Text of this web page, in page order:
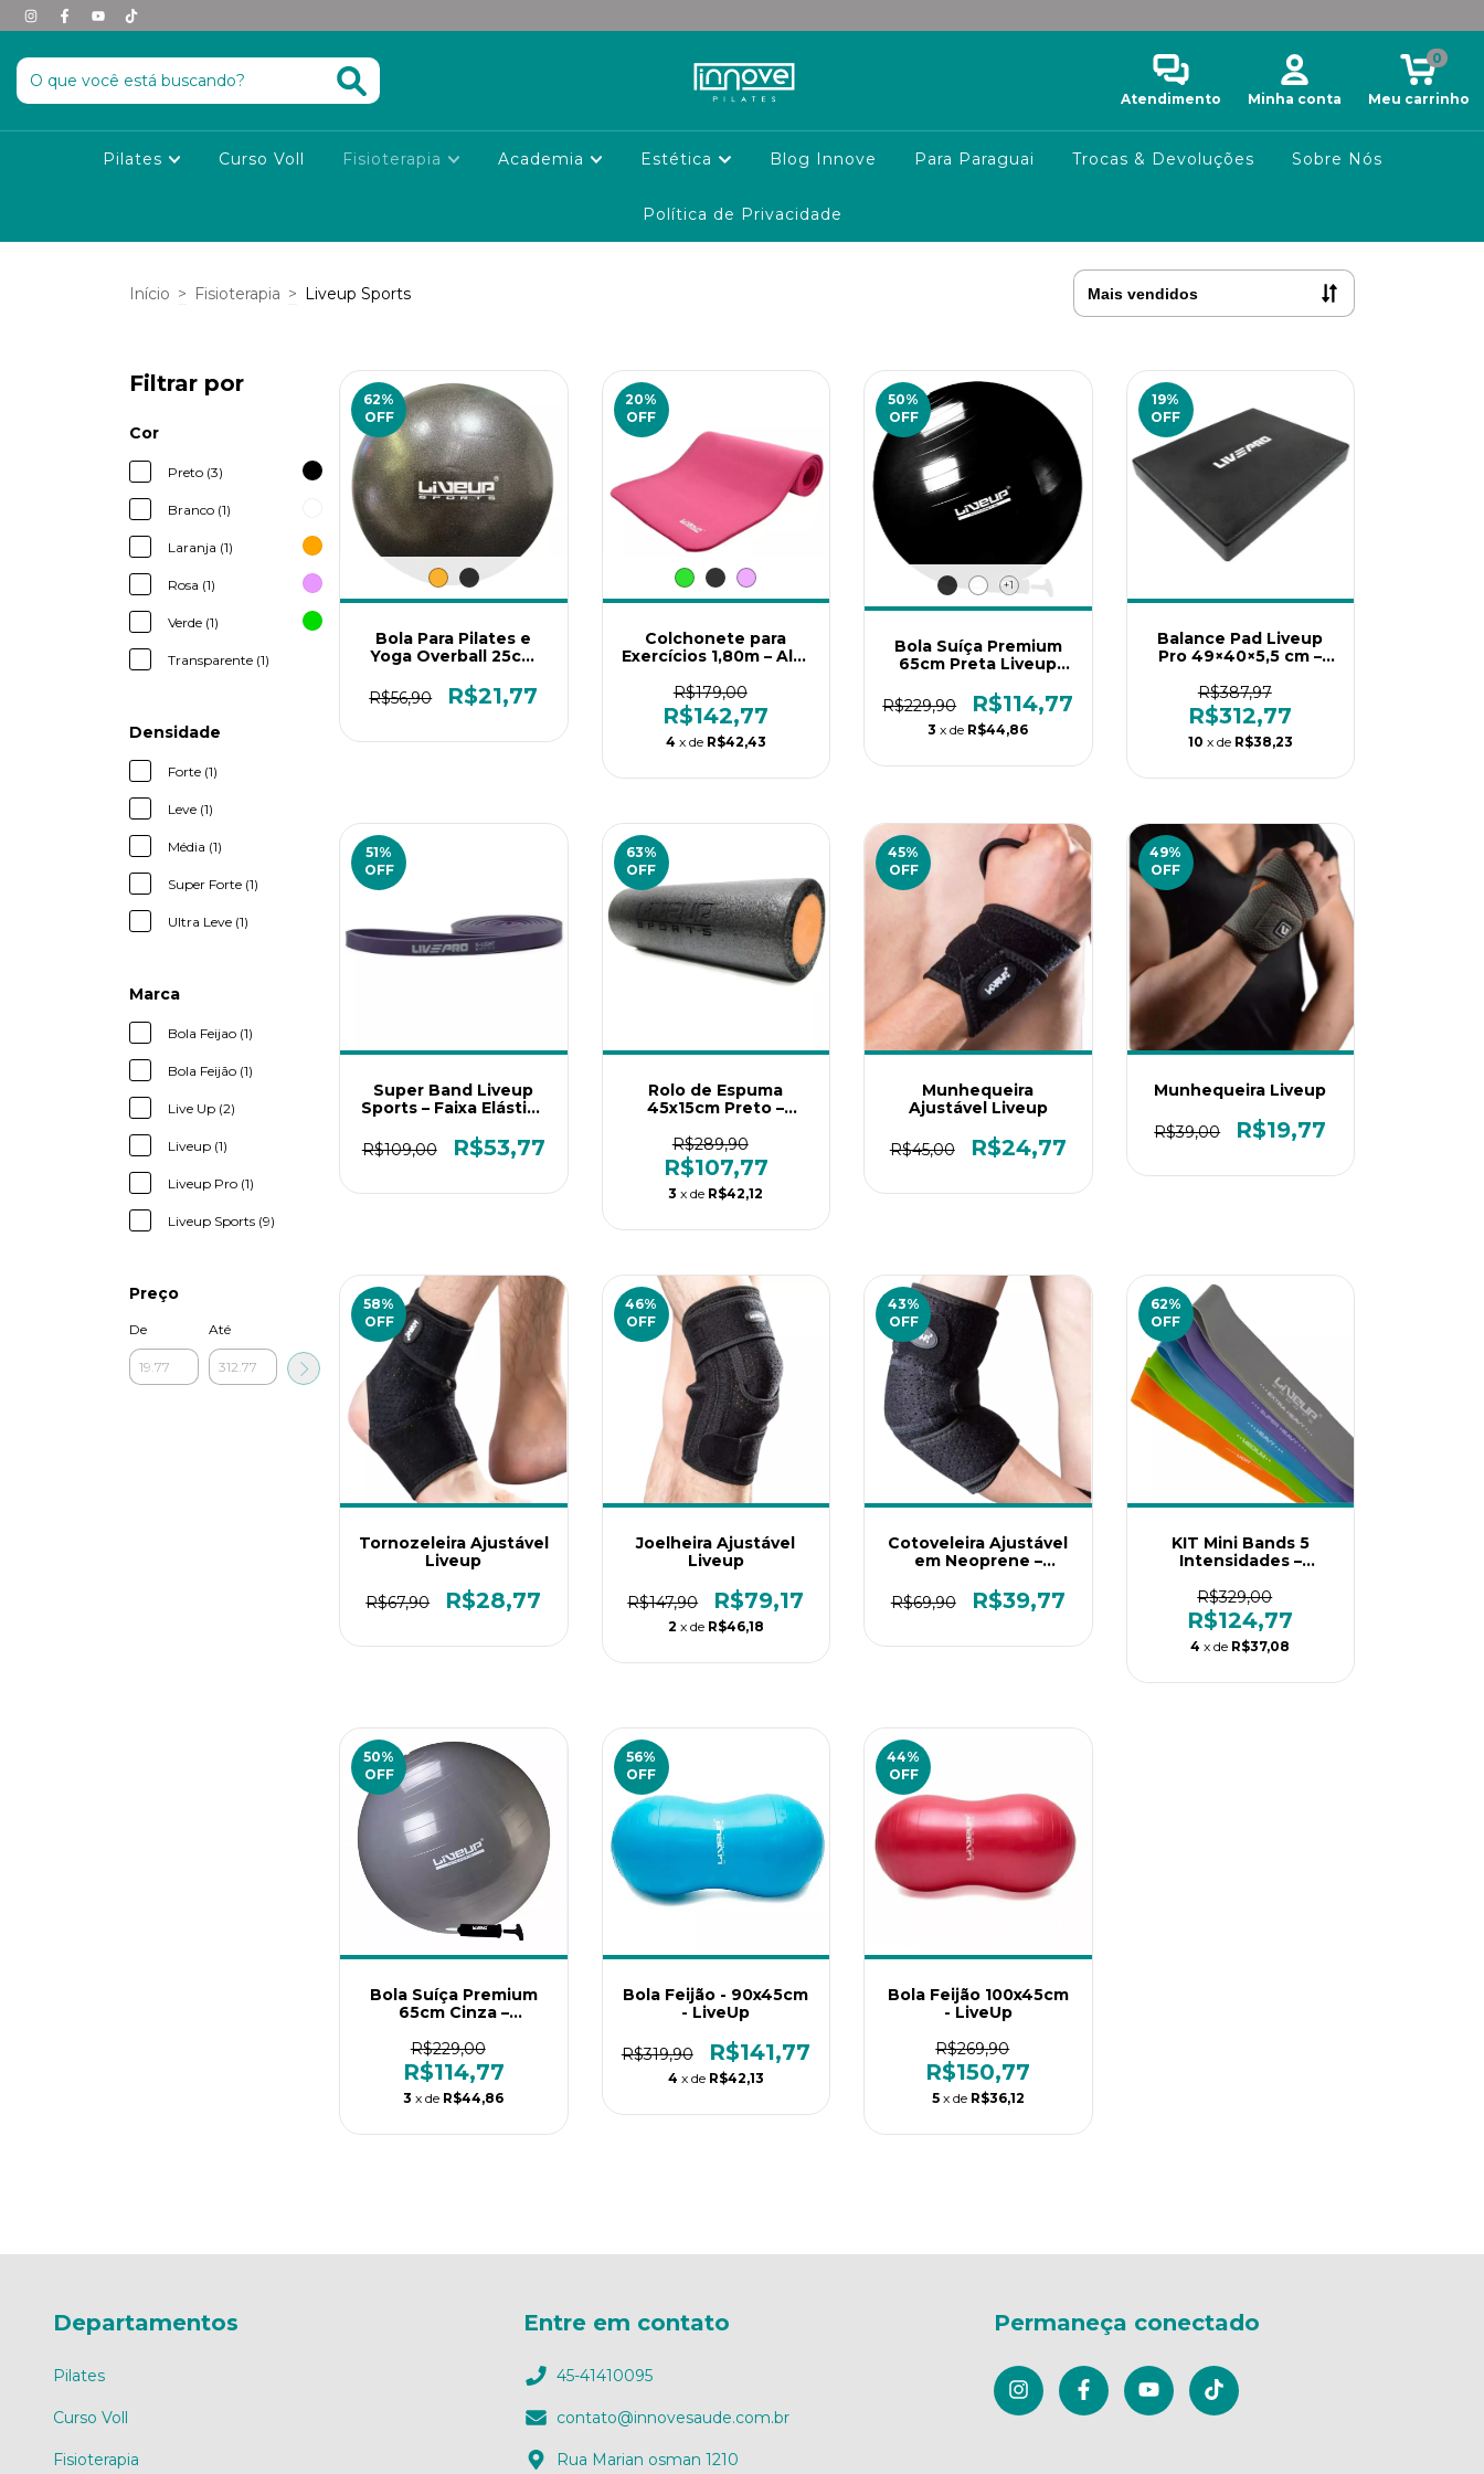
Atendimento Minha conta Meu carrinho
0
Pilates Curso Voll Fisioterapia Academia Estética Blog Innove Para Paraguai Trocas & Devoluções Sobre Nós
Política de Privacidade
Início > Fisioterapia > Liveup Sports
Filtrar por
Cor
Preto (3)
Branco (1)
Laranja (1)
Rosa (1)
Verde (1)
Transparente (1)
Densidade
Forte (1)
Leve (1)
Média (1)
Super Forte (1)
Ultra Leve (1)
Marca
Bola Feijao (1)
Bola Feijão (1)
Live Up (2)
Liveup (1)
Liveup Pro (1)
Liveup Sports (9)
Preço
De Até
62%
OFF
Bola Para Pilates e
Yoga Overball 25cm
R$56,90
R$21,77
20%
OFF
Colchonete para
Exercícios 1,80m – Alta
Pilates, Fisioterapia e
Treinamento
Funcional
R$179,00
R$142,77
4 x de R$42,43
50%
OFF
+1
Bola Suíça Premium
65cm Preta Liveup
Pilates Antiestouro
R$229,90 R$114,77
3 x de R$44,86
19%
OFF
Balance Pad Liveup
Pro 49×40×5,5 cm –
Propriocepção e
Reabilitação
R$387,97
R$312,77
10 x de R$38,23
51%
OFF
Super Band Liveup
Sports – Faixa Elástica
Resistência para
Treino, Reabilitação e
Físico
R$109,00 R$53,77
63%
OFF
Rolo de Espuma
45x15cm Preto –
R$289,90
R$107,77
3 x de R$42,12
45%
OFF
Munhequeira
Ajustável Liveup
R$45,00 R$24,77
49%
OFF
Munhequeira Liveup
R$39,00 R$19,77
58%
OFF
Tornozeleira Ajustável
Liveup
R$67,90 R$28,77
46%
OFF
Joelheira Ajustável
Liveup
R$147,90 R$79,17
2 x de R$46,18
43%
OFF
Cotoveleira Ajustável
em Neoprene –
Conforto para Seus
Treinos
R$69,90 R$39,77
62%
OFF
KIT Mini Bands 5
Intensidades –
Funcional,
Reabilitação e
Fortalecimento
R$329,00
R$124,77
4 x de R$37,08
50%
OFF
Bola Suíça Premium
65cm Cinza –
Bomba | Liveup Sports
R$229,00
R$114,77
3 x de R$44,86
56%
OFF
Bola Feijão - 90x45cm
- LiveUp
R$319,90 R$141,77
4 x de R$42,13
44%
OFF
Bola Feijão 100x45cm
- LiveUp
R$269,90
R$150,77
5 x de R$36,12
Departamentos
Pilates
Curso Voll
Fisioterapia
Entre em contato
45-41410095
contato@innovesaude.com.br
Rua Marian osman 1210
Permaneça conectado